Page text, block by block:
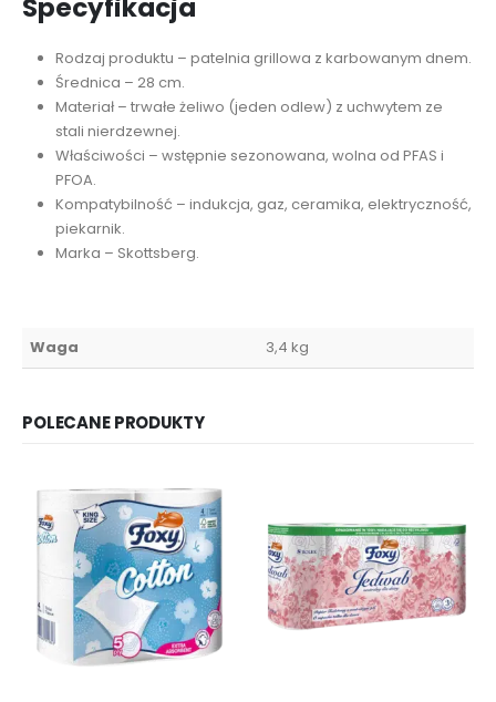
Specyfikacja
Rodzaj produktu – patelnia grillowa z karbowanym dnem.
Średnica – 28 cm.
Materiał – trwałe żeliwo (jeden odlew) z uchwytem ze
stali nierdzewnej.
Właściwości – wstępnie sezonowana, wolna od PFAS i
PFOA.
Kompatybilność – indukcja, gaz, ceramika, elektryczność,
piekarnik.
Marka – Skottsberg.
Waga 3,4 kg
POLECANE PRODUKTY